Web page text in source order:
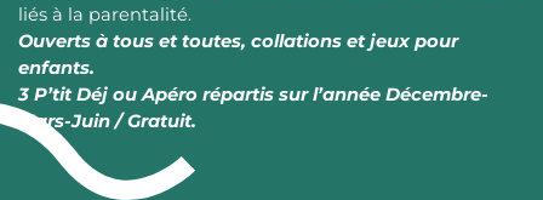
liés à la parentalité.
Ouverts à tous et toutes, collations et jeux pour
enfants.
3 P’tit Déj ou Apéro répartis sur l’année Décembre-
Mars-Juin / Gratuit.